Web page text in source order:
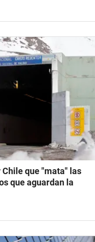
que "mata" las
que aguardan la